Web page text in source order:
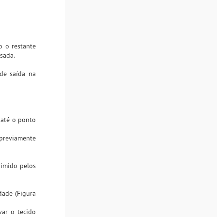
o restante
saída na
o ponto
pelos
(Figura
o tecido